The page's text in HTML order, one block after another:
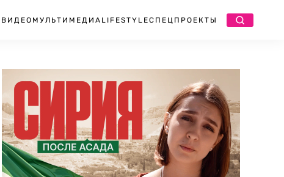
ВИДЕО МУЛЬТИМЕДИА LIFESTYLEСПЕЦПРОЕКТЫ